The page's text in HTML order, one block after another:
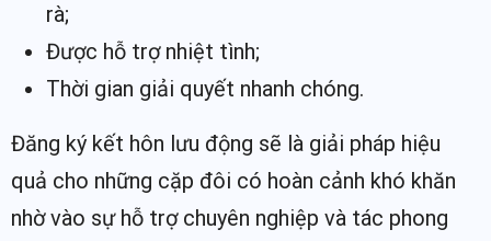
rà;
Được hỗ trợ nhiệt tình;
Thời gian giải quyết nhanh chóng.
Đăng ký kết hôn lưu động sẽ là giải pháp hiệu
quả cho những cặp đôi có hoàn cảnh khó khăn
nhờ vào sự hỗ trợ chuyên nghiệp và tác phong